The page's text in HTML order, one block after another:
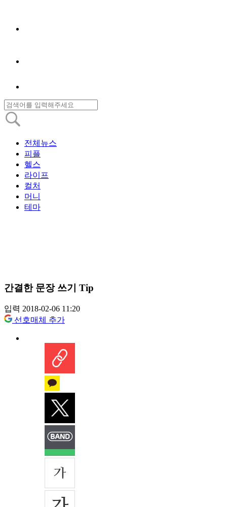
전체뉴스
피플
헬스
라이프
컬처
머니
테마
간결한 문장 쓰기 Tip
입력 2018-02-06 11:20
선호매체 추가